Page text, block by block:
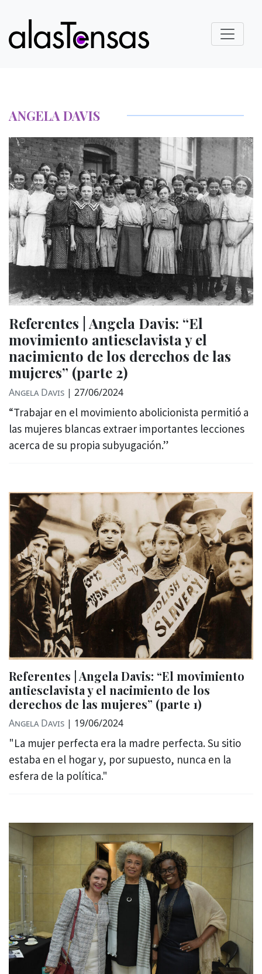
ANGELA DAVIS
Referentes | Angela Davis: “El
movimiento antiesclavista y el
nacimiento de los derechos de las
mujeres” (parte 2)
Angela Davis | 27/06/2024
“Trabajar en el movimiento abolicionista permitió a
las mujeres blancas extraer importantes lecciones
acerca de su propia subyugación.”
Referentes | Angela Davis: “El movimiento
antiesclavista y el nacimiento de los
derechos de las mujeres” (parte 1)
Angela Davis | 19/06/2024
"La mujer perfecta era la madre perfecta. Su sitio
estaba en el hogar y, por supuesto, nunca en la
esfera de la política."